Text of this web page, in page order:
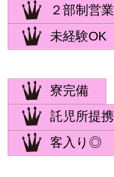
２部制営業
未経験OK
寮完備
託児所提携
客入り◎